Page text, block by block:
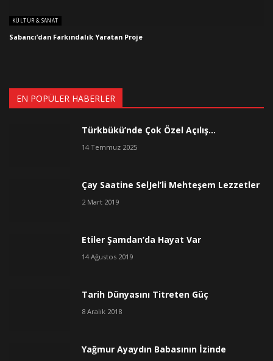
KÜLTÜR & SANAT
Sabancı’dan Farkındalık Yaratan Proje
EN POPÜLER HABERLER
Türkbükü’nde Çok Özel Açılış…
14 Temmuz 2025
Çay Saatine SelJel’li Mehteşem Lezzetler
2 Mart 2019
Etiler Şamdan’da Hayat Var
14 Ağustos 2019
Tarih Dünyasını Titreten Güç
8 Aralık 2018
Yağmur Ayaydın Babasının İzinde